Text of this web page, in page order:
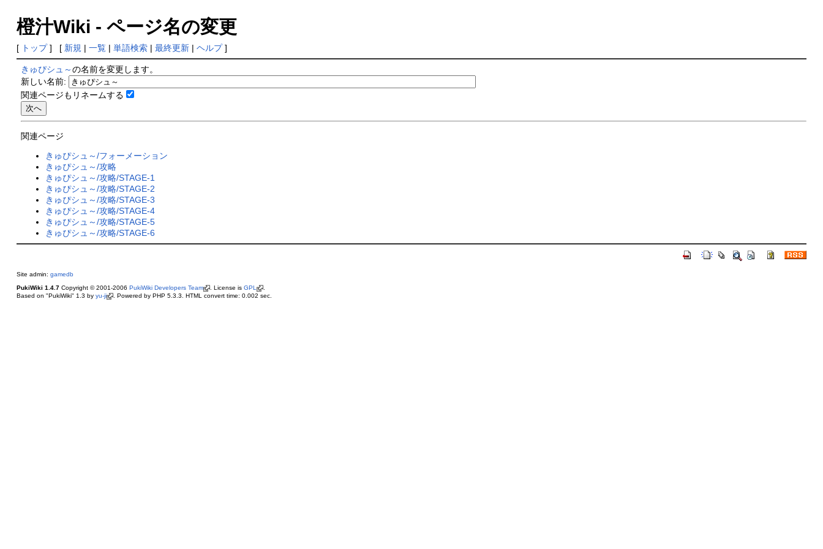
橙汁Wiki - ページ名の変更
[ トップ] [ 新規 | 一覧| 単語検索| 最終更新| ヘルプ]
きゅぴシュ～の名前を変更します。
新しい名前:
関連ページもリネームする
関連ページ
きゅぴシュ～/フォーメーション
きゅぴシュ～/攻略
きゅぴシュ～/攻略/STAGE-1
きゅぴシュ～/攻略/STAGE-2
きゅぴシュ～/攻略/STAGE-3
きゅぴシュ～/攻略/STAGE-4
きゅぴシュ～/攻略/STAGE-5
きゅぴシュ～/攻略/STAGE-6
Site admin: gamedb
PukiWiki 1.4.7Copyright © 2001-2006 PukiWiki Developers Team . License is GPL
.
Based on "PukiWiki" 1.3 by yu-ji . Powered by PHP 5.3.3. HTML convert time: 0.002 sec.